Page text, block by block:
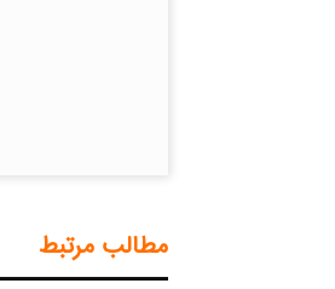
مطالب مرتبط